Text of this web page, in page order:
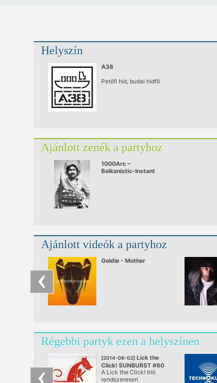
Helyszín
A38
Petőfi híd, budai hídfő
Ajánlott zenék a partyhoz
1000Arc –
Balkanistic-Instant
Ajánlott videók a partyhoz
Goldie - Mother
Régebbi partyk ezen a helyszínen
[2014-08-02] Lick the
Click! SUNBURST #60
@ A38, Budapest
A Lick the Click! trió
rendszeresen